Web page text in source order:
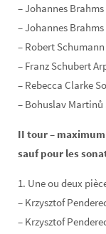
– Johannes
– Johannes
– Robert
– Franz Schubert
– Rebecca Clarke
– Bohuslav Martinů
II tour –
sauf pour les
1. Une ou deux
– Krzysztof
– Krzysztof